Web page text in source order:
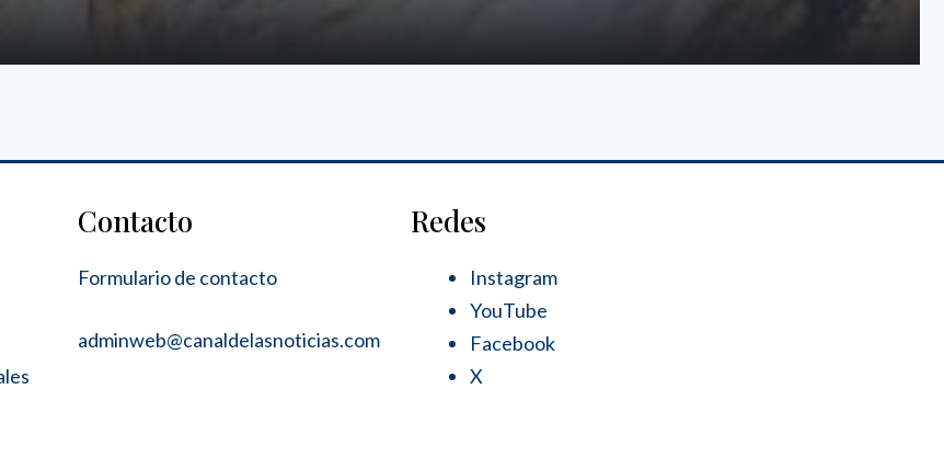
Contacto
Formulario de contacto
adminweb@canaldelasnoticias.com
Redes
Instagram
YouTube
Facebook
X